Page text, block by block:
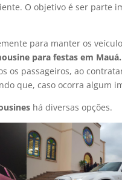
O objetivo é ser parte
para manter os
para festas em
os passageiros, ao
que, caso ocorra algum
há diversas opções.